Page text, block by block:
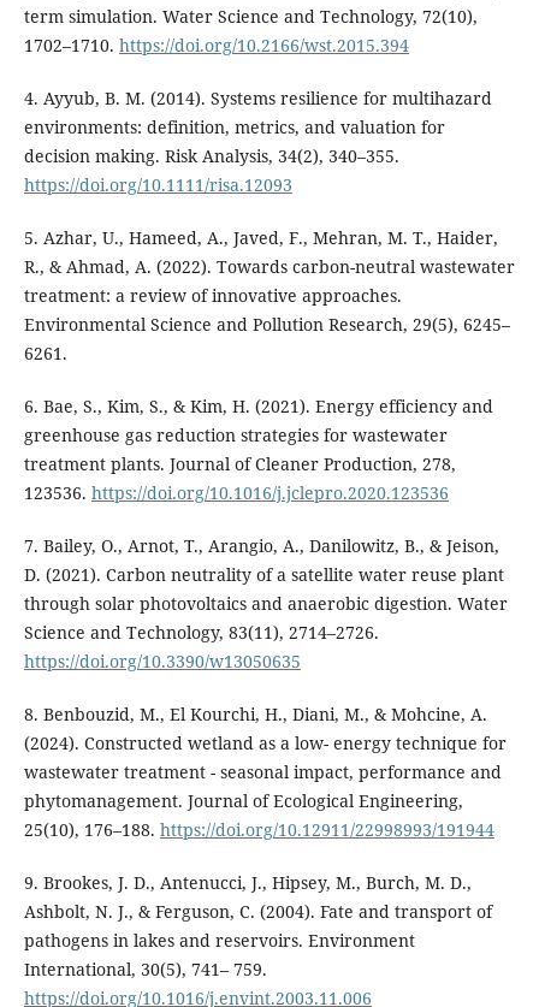
term simulation. Water Science and Technology, 72(10),
1702–1710. https://doi.org/10.2166/wst.2015.394
4. Ayyub, B. M. (2014). Systems resilience for multihazard
environments: definition, metrics, and valuation for
decision making. Risk Analysis, 34(2), 340–355.
https://doi.org/10.1111/risa.12093
5. Azhar, U., Hameed, A., Javed, F., Mehran, M. T., Haider,
R., & Ahmad, A. (2022). Towards carbon-neutral wastewater
treatment: a review of innovative approaches.
Environmental Science and Pollution Research, 29(5), 6245–
6261.
6. Bae, S., Kim, S., & Kim, H. (2021). Energy efficiency and
greenhouse gas reduction strategies for wastewater
treatment plants. Journal of Cleaner Production, 278,
123536. https://doi.org/10.1016/j.jclepro.2020.123536
7. Bailey, O., Arnot, T., Arangio, A., Danilowitz, B., & Jeison,
D. (2021). Carbon neutrality of a satellite water reuse plant
through solar photovoltaics and anaerobic digestion. Water
Science and Technology, 83(11), 2714–2726.
https://doi.org/10.3390/w13050635
8. Benbouzid, M., El Kourchi, H., Diani, M., & Mohcine, A.
(2024). Constructed wetland as a low- energy technique for
wastewater treatment - seasonal impact, performance and
phytomanagement. Journal of Ecological Engineering,
25(10), 176–188. https://doi.org/10.12911/22998993/191944
9. Brookes, J. D., Antenucci, J., Hipsey, M., Burch, M. D.,
Ashbolt, N. J., & Ferguson, C. (2004). Fate and transport of
pathogens in lakes and reservoirs. Environment
International, 30(5), 741– 759.
https://doi.org/10.1016/j.envint.2003.11.006